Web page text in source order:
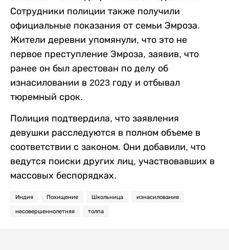
Сотрудники полиции также получили
официальные показания от семьи Эмроза.
Жители деревни упомянули, что это не
первое преступление Эмроза, заявив, что
ранее он был арестован по делу об
изнасиловании в 2023 году и отбывал
тюремный срок.
Полиция подтвердила, что заявления
девушки расследуются в полном объеме в
соответствии с законом. Они добавили, что
ведутся поиски других лиц, участвовавших в
массовых беспорядках.
Индия Похищение Школьница изнасилование
несовершеннолетняя толпа